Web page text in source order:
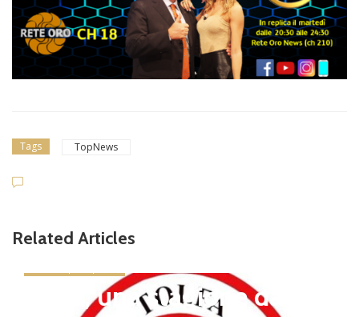
Tags TopNews
Related Articles
Tolfa, una stagione da cel